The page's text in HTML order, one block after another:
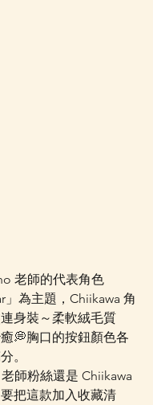
老師的代表角色
」為主題，Chiikawa 角
身裝～柔軟絨毛質
💭胸口的按鈕顏色各
。
師粉絲還是 Chiikawa
把這款加入收藏清